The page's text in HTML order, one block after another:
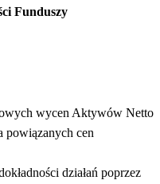
Funduszy
wycen Aktywów Netto
powiązanych cen
działań poprzez